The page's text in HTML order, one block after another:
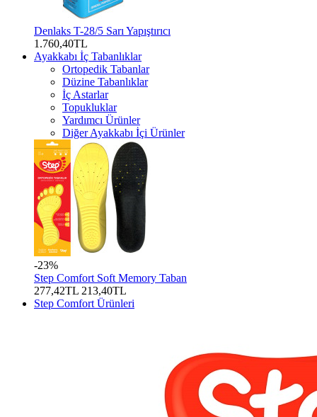
Denlaks T-28/5 Sarı Yapıştırıcı
1.760,40TL
Ayakkabı İç Tabanlıklar
Ortopedik Tabanlar
Düzine Tabanlıklar
İç Astarlar
Topukluklar
Yardımcı Ürünler
Diğer Ayakkabı İçi Ürünler
-23%
Step Comfort Soft Memory Taban
277,42TL 213,40TL
Step Comfort Ürünleri